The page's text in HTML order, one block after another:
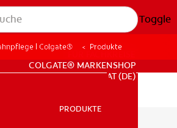
Toggle
COLGATE® MARKENSHOP
AT (DE)
PRODUKTE
| Colgate® Produkte